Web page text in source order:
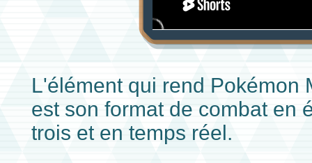
L'élément qui rend Pokémon
est son format de combat en
trois et en temps réel.